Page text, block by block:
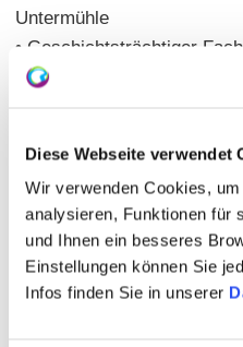
Diese Webseite verwendet
Wir verwenden Cookies,
analysieren, Funktionen für
und Ihnen ein besseres
Einstellungen können Sie
Infos finden Sie in unserer
Untermühle
• Geschichtsträchtiger
Weinregion Rheinhessen